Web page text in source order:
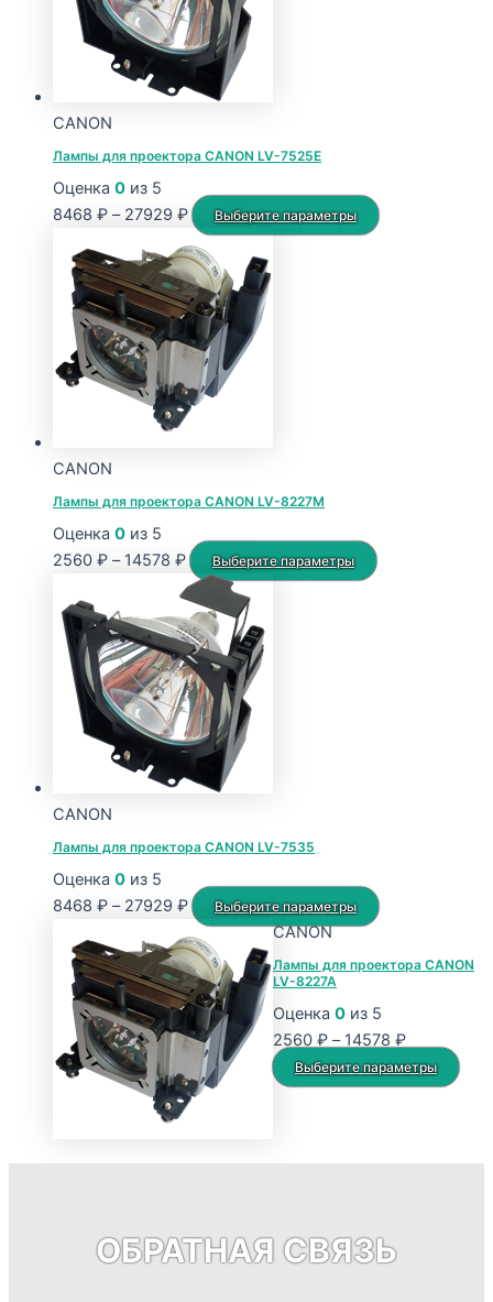
CANON
Лампы для проектора CANON LV-7525E
Оценка 0 из 5
8468 ₽ – 27929 ₽Диапазон
цен:
8468 ₽
–
27929 ₽
Выберите параметры
Этот
CANON
Лампы для проектора CANON LV-8227M
Оценка 0 из 5
2560 ₽ – 14578 ₽Диапазон
цен:
2560 ₽
–
14578 ₽
Выберите параметры
Этот
CANON
Лампы для проектора CANON LV-7535
Оценка 0 из 5
8468 ₽ – 27929 ₽Диапазон
цен:
8468 ₽
–
27929 ₽
Выберите параметры
Этот
имеет
вариаций.
Опции
можно
выбрать
товара.
CANON
Лампы для проектора CANON
LV-8227A
Оценка 0 из 5
2560 ₽ – 14578 ₽Диапазон
цен:
2560 ₽
Выберите параметры
ОБРАТНАЯ СВЯЗЬ